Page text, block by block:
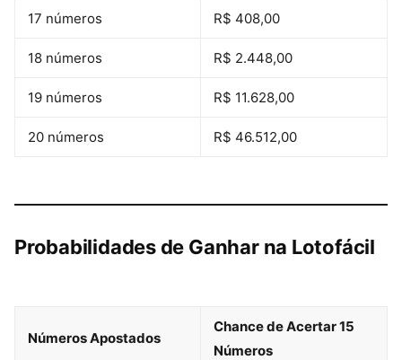
17 números R$ 408,00
18 números R$ 2.448,00
19 números R$ 11.628,00
20 números R$ 46.512,00
Probabilidades de Ganhar na Lotofácil
Números Apostados
Chance de Acertar 15
Números